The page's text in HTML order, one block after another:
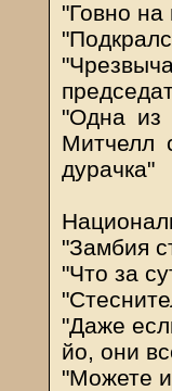
"Говно на
"Одна из
Митчелл
дурачка"
"Замбия
"Что за
"Даже
йо, они
"Можете